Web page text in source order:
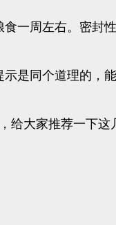
一周左右。密封
是同个道理的，
给大家推荐一下这